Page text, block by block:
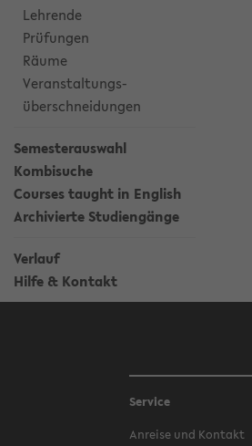
Lehrende
Prüfungen
Räume
Veranstaltungs-
überschneidungen
Semesterauswahl
Kombisuche
Courses taught in English
Archivierte Studiengänge
Verlauf
Hilfe & Kontakt
Service
Anreise und Kontakt